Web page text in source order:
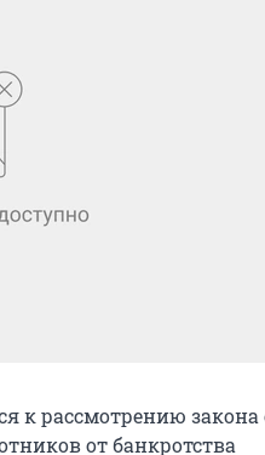
к рассмотрению закона
от банкротства